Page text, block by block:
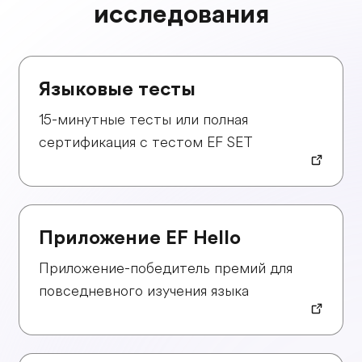
исследования
Языковые тесты
15-минутные тесты или полная
сертификация с тестом EF SET
Приложение EF Hello
Приложение-победитель премий для
повседневного изучения языка